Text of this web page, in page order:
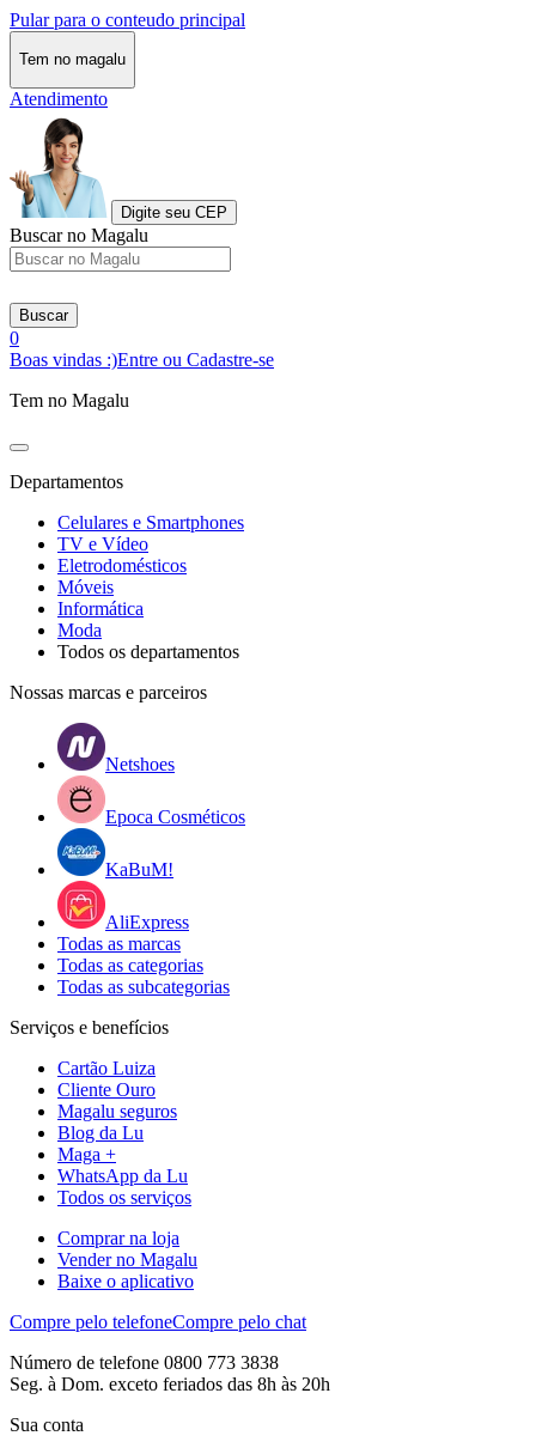
Pular para o conteudo principal
Tem no magalu
Atendimento
Digite seu CEP
Buscar no Magalu
Buscar
0
Boas vindas :)Entre ou Cadastre-se
Tem no Magalu
Departamentos
Celulares e Smartphones
TV e Vídeo
Eletrodomésticos
Móveis
Informática
Moda
Todos os departamentos
Nossas marcas e parceiros
Netshoes
Epoca Cosméticos
KaBuM!
AliExpress
Todas as marcas
Todas as categorias
Todas as subcategorias
Serviços e benefícios
Cartão Luiza
Cliente Ouro
Magalu seguros
Blog da Lu
Maga +
WhatsApp da Lu
Todos os serviços
Comprar na loja
Vender no Magalu
Baixe o aplicativo
Compre pelo telefoneCompre pelo chat
Número de telefone 0800 773 3838
Seg. à Dom. exceto feriados das 8h às 20h
Sua conta